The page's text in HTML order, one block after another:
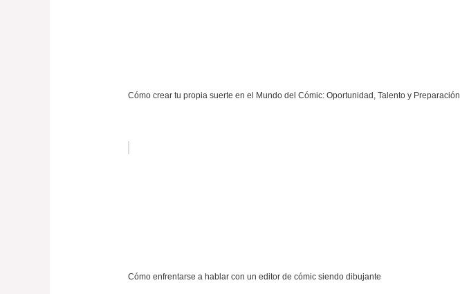
Cómo crear tu propia suerte en el Mundo del Cómic: Oportunidad, Talento y Preparación
Cómo enfrentarse a hablar con un editor de cómic siendo dibujante